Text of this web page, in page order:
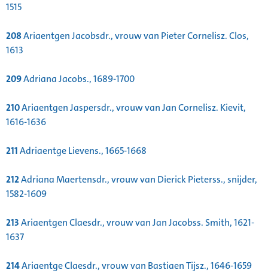
1515
208Ariaentgen Jacobsdr., vrouw van Pieter Cornelisz. Clos,
1613
209Adriana Jacobs., 1689-1700
210Ariaentgen Jaspersdr., vrouw van Jan Cornelisz. Kievit,
1616-1636
211Adriaentge Lievens., 1665-1668
212Adriana Maertensdr., vrouw van Dierick Pieterss., snijder,
1582-1609
213Ariaentgen Claesdr., vrouw van Jan Jacobss. Smith, 1621-
1637
214Ariaentge Claesdr., vrouw van Bastiaen Tijsz., 1646-1659